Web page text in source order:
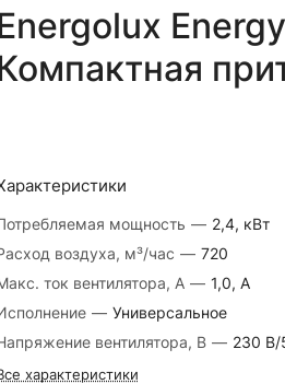
мощность — 2,4, кВт
воздуха, м³/час — 720
ток вентилятора, А — 1,0, А
— Универсальное
вентилятора, В — 230 В/
характеристики